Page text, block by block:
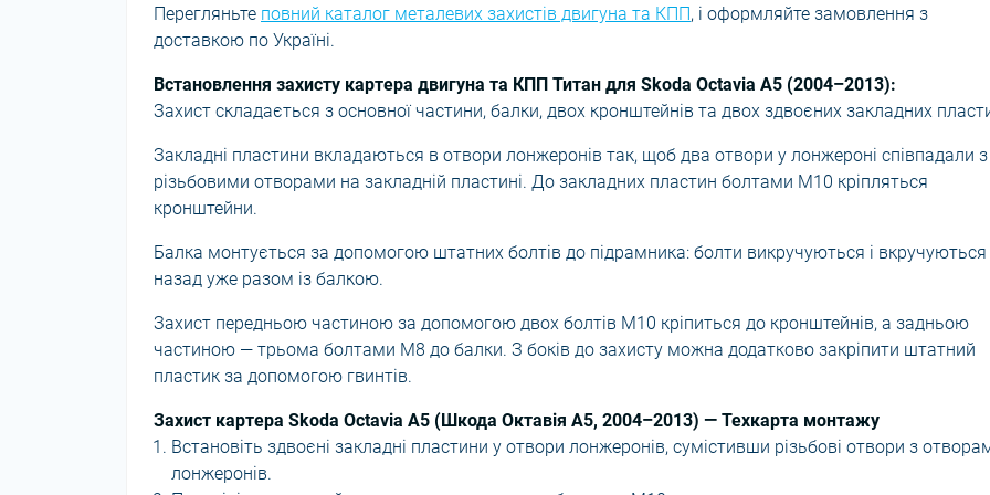
Перегляньте повний каталог металевих захистів двигуна та КПП, і оформляйте замовлення з
доставкою по Україні.
Встановлення захисту картера двигуна та КПП Титан для Skoda Octavia A5 (2004–2013):
Захист складається з основної частини, балки, двох кронштейнів та двох здвоєних закладних
Закладні пластини вкладаються в отвори лонжеронів так, щоб два отвори у лонжероні співпадали з
різьбовими отворами на закладній пластині. До закладних пластин болтами М10 кріпляться
кронштейни.
Балка монтується за допомогою штатних болтів до підрамника: болти викручуються і вкручуються
назад уже разом із балкою.
Захист передньою частиною за допомогою двох болтів М10 кріпиться до кронштейнів, а задньою
частиною — трьома болтами М8 до балки. З боків до захисту можна додатково закріпити штатний
пластик за допомогою гвинтів.
Захист картера Skoda Octavia A5 (Шкода Октавія A5, 2004–2013) — Техкарта монтажу
Встановіть здвоєні закладні пластини у отвори лонжеронів, сумістивши різьбові отвори з
лонжеронів.